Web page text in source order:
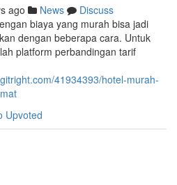
ago News
Discuss
biaya yang murah bisa jadi
dengan beberapa cara. Untuk
platform perbandingan tarif
41934393/hotel-murah-
Upvoted